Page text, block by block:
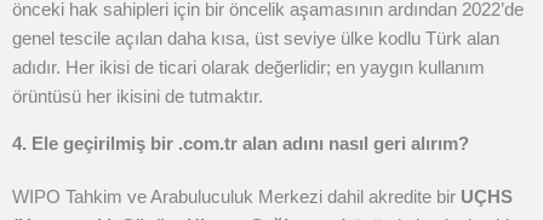
önceki hak sahipleri için bir öncelik aşamasının ardından 2022’de
genel tescile açılan daha kısa, üst seviye ülke kodlu Türk alan
adıdır. Her ikisi de ticari olarak değerlidir; en yaygın kullanım
örüntüsü her ikisini de tutmaktır.
4. Ele geçirilmiş bir .com.tr alan adını nasıl geri alırım?
WIPO Tahkim ve Arabuluculuk Merkezi dahil akredite bir UÇHS